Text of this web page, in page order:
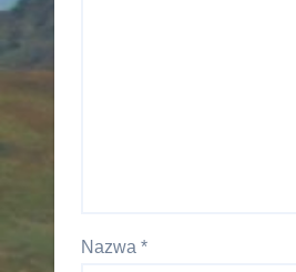
Nazwa *